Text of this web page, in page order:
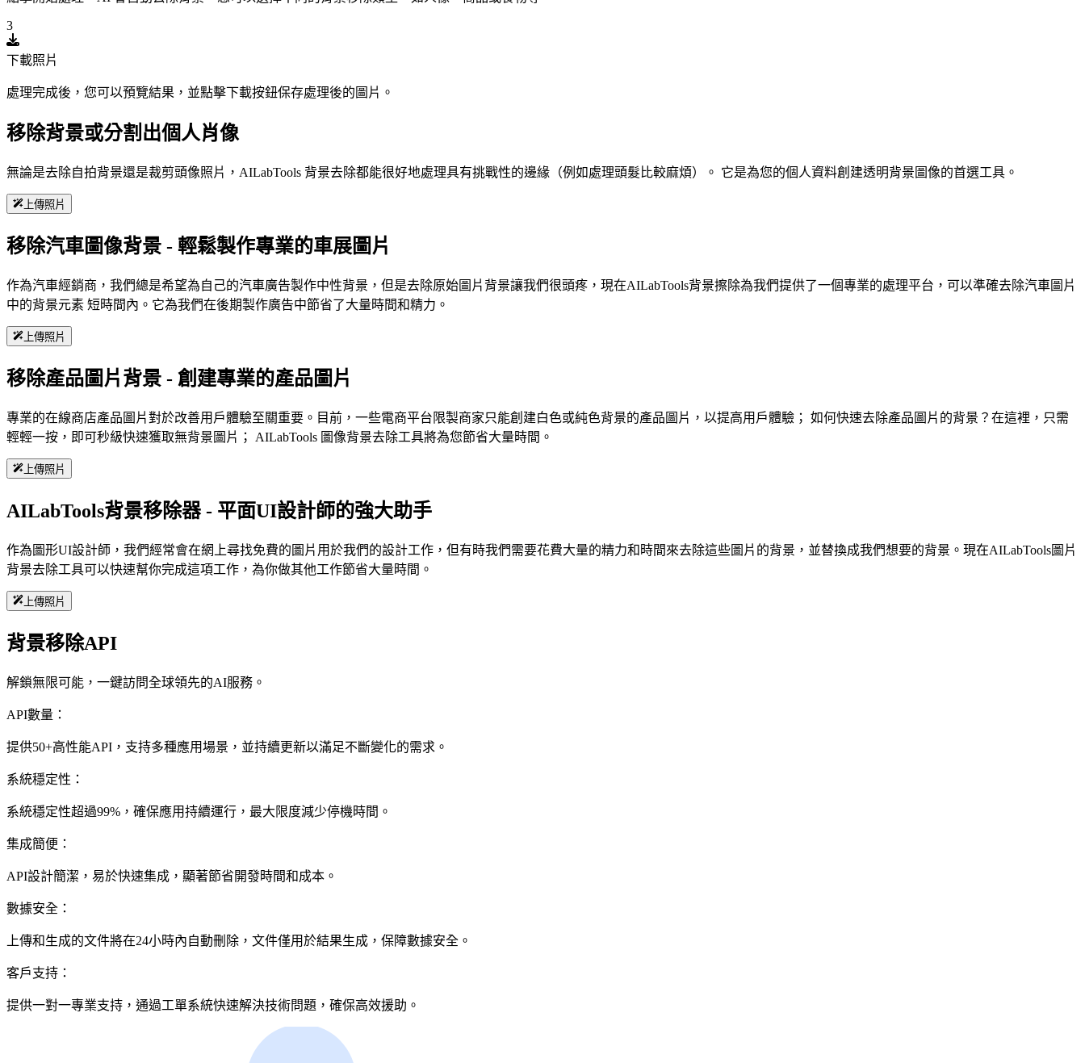
3
下載照片
處理完成後，您可以預覽結果，並點擊下載按鈕保存處理後的圖片。
移除背景或分割出個人肖像
無論是去除自拍背景還是裁剪頭像照片，AILabTools 背景去除都能很好地處理具有挑戰性的邊緣（例如處理頭髮比較麻煩）。 它是為您的個人資料創建透明背景圖像的首選工具。
上傳照片
移除汽車圖像背景 - 輕鬆製作專業的車展圖片
作為汽車經銷商，我們總是希望為自己的汽車廣告製作中性背景，但是去除原始圖片背景讓我們很頭疼，現在AILabTools背景擦除為我們提供了一個專業的處理平台，可以準確去除汽車圖片
中的背景元素 短時間內。它為我們在後期製作廣告中節省了大量時間和精力。
上傳照片
移除產品圖片背景 - 創建專業的產品圖片
專業的在線商店產品圖片對於改善用戶體驗至關重要。目前，一些電商平台限製商家只能創建白色或純色背景的產品圖片，以提高用戶體驗； 如何快速去除產品圖片的背景？在這裡，只需
輕輕一按，即可秒級快速獲取無背景圖片； AILabTools 圖像背景去除工具將為您節省大量時間。
上傳照片
AILabTools背景移除器 - 平面UI設計師的強大助手
作為圖形UI設計師，我們經常會在網上尋找免費的圖片用於我們的設計工作，但有時我們需要花費大量的精力和時間來去除這些圖片的背景，並替換成我們想要的背景。現在AILabTools圖片
背景去除工具可以快速幫你完成這項工作，為你做其他工作節省大量時間。
上傳照片
背景移除API
解鎖無限可能，一鍵訪問全球領先的AI服務。
API數量：
提供50+高性能API，支持多種應用場景，並持續更新以滿足不斷變化的需求。
系統穩定性：
系統穩定性超過99%，確保應用持續運行，最大限度減少停機時間。
集成簡便：
API設計簡潔，易於快速集成，顯著節省開發時間和成本。
數據安全：
上傳和生成的文件將在24小時內自動刪除，文件僅用於結果生成，保障數據安全。
客戶支持：
提供一對一專業支持，通過工單系統快速解決技術問題，確保高效援助。